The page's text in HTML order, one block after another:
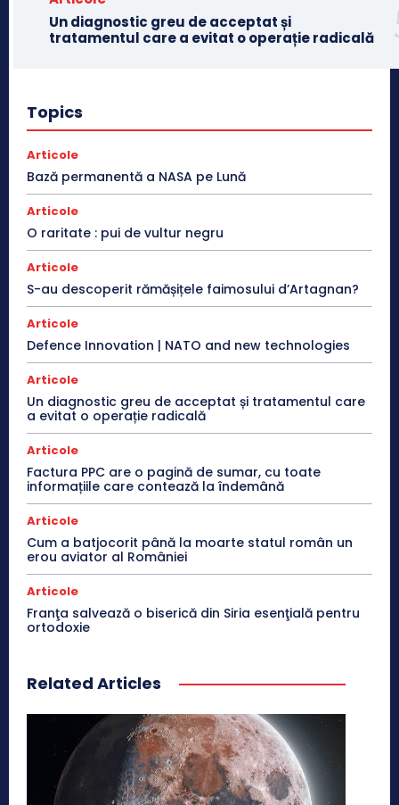
Un diagnostic greu de acceptat și
tratamentul care a evitat o operație radicală
Topics
Articole
Bază permanentă a NASA pe Lună
Articole
O raritate : pui de vultur negru
Articole
S-au descoperit rămășițele faimosului d’Artagnan?
Articole
Defence Innovation | NATO and new technologies
Articole
Un diagnostic greu de acceptat și tratamentul care
a evitat o operație radicală
Articole
Factura PPC are o pagină de sumar, cu toate
informațiile care contează la îndemână
Articole
Cum a batjocorit până la moarte statul român un
erou aviator al României
Articole
Franţa salvează o biserică din Siria esenţială pentru
ortodoxie
Related Articles